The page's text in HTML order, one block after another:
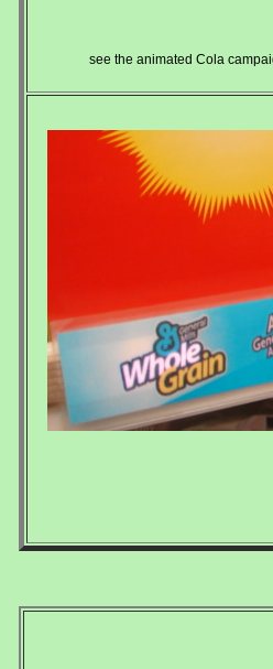
see the animated Cola